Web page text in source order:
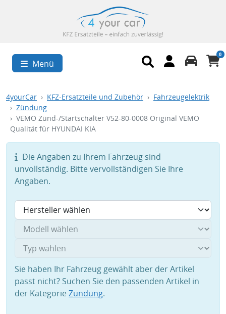
Menü
0
4yourCar KFZ-Ersatzteile und Zubehör
Fahrzeugelektrik
Zündung
VEMO Zünd-/Startschalter V52-80-0008 Original VEMO
Qualität für HYUNDAI KIA
Die Angaben zu Ihrem Fahrzeug sind
unvollständig. Bitte vervollständigen Sie Ihre
Angaben.
Sie haben Ihr Fahrzeug gewählt aber der Artikel
passt nicht? Suchen Sie den passenden Artikel in
der KategorieZündung.